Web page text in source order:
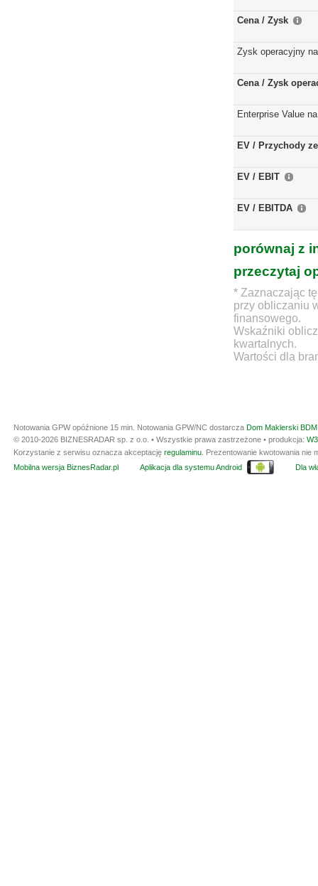
Cena / Zysk
Zysk operacyjny
Cena / Zysk
Enterprise Value
EV / Przychody
EV / EBIT
EV / EBITDA
porównaj z
przeczytaj
* Zaznaczając
przy obliczaniu
finansowego.
Wskaźniki
kwartalnych.
Wartości dla
Notowania GPW opóźnione 15 min. Notowania GPW/NC dostarcza Dom Maklerski
© 2010-2026 BIZNESRADAR sp. z o.o. • Wszystkie prawa zastrzeżone • produkcja:
Korzystanie z serwisu oznacza akceptację regulaminu . Prezentowanie kwotowania
Mobilna wersja BiznesRadar.pl
Aplikacja dla systemu Android Dla